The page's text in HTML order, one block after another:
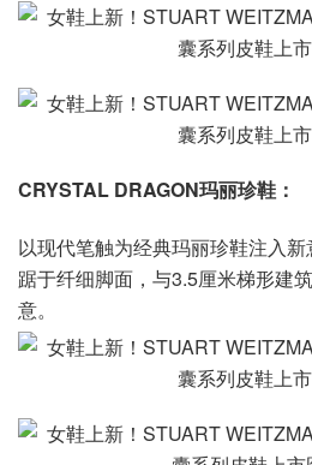
CRYSTAL DRAGON玛丽珍鞋：
以现代笔触为经典玛丽珍鞋注入
踞于纤细脚面，与3.5厘米梯形建
意。